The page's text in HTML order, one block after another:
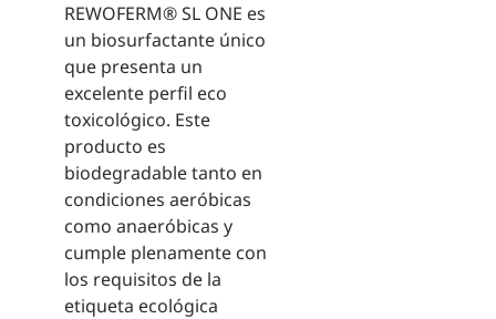
REWOFERM® SL ONE es
un biosurfactante único
que presenta un
excelente perfil eco
toxicológico. Este
producto es
biodegradable tanto en
condiciones aeróbicas
como anaeróbicas y
cumple plenamente con
los requisitos de la
etiqueta ecológica